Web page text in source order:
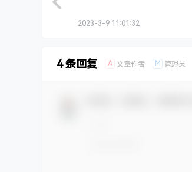
2023-3-9 11:01:32
4 条回复 A 文章作者 M 管理员